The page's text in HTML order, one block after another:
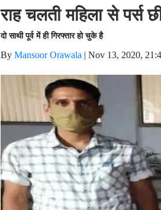
राह चलती महिला से पर्स
दो साथी पूर्व में ही गिरफ्तार हो चुके है
By Mansoor Orawala | Nov 13, 2020,